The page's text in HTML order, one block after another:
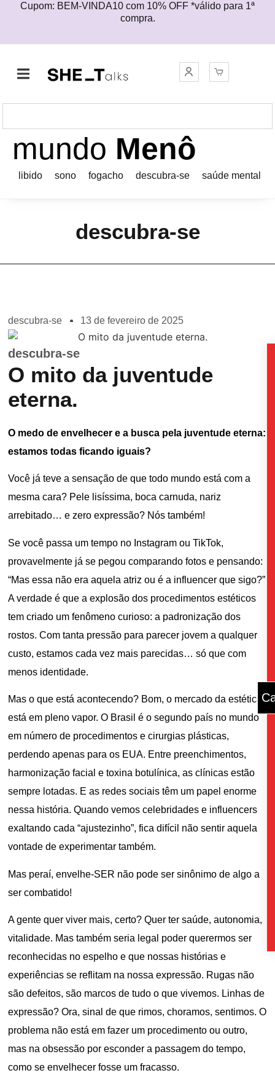
Cupom: BEM-VINDA10 com 10% OFF *válido para 1ª
compra.
libido sono fogacho descubra-se saúde mental
mundo Menô
descubra-se
descubra-se 13 de fevereiro de 2025
descubra-se
O mito da juventude
eterna.
O medo de envelhecer e a busca pela juventude eterna:
estamos todas ficando iguais?
Você já teve a sensação de que todo mundo está com a
mesma cara? Pele lisíssima, boca carnuda, nariz
arrebitado… e zero expressão? Nós também!
Se você passa um tempo no Instagram ou TikTok,
provavelmente já se pegou comparando fotos e pensando:
“Mas essa não era aquela atriz ou é a influencer que sigo?”
A verdade é que a explosão dos procedimentos estéticos
tem criado um fenômeno curioso: a padronização dos
rostos. Com tanta pressão para parecer jovem a qualquer
custo, estamos cada vez mais parecidas… só que com
menos identidade.
Mas o que está acontecendo? Bom, o mercado da estética
está em pleno vapor. O Brasil é o segundo país no mundo
em número de procedimentos e cirurgias plásticas,
perdendo apenas para os EUA. Entre preenchimentos,
harmonização facial e toxina botulínica, as clínicas estão
sempre lotadas. E as redes sociais têm um papel enorme
nessa história. Quando vemos celebridades e influencers
exaltando cada “ajustezinho”, fica difícil não sentir aquela
vontade de experimentar também.
Mas peraí, envelhe-SER não pode ser sinônimo de algo a
ser combatido!
A gente quer viver mais, certo? Quer ter saúde, autonomia,
vitalidade. Mas também seria legal poder querermos ser
reconhecidas no espelho e que nossas histórias e
experiências se reflitam na nossa expressão. Rugas não
são defeitos, são marcos de tudo o que vivemos. Linhas de
expressão? Ora, sinal de que rimos, choramos, sentimos. O
problema não está em fazer um procedimento ou outro,
mas na obsessão por esconder a passagem do tempo,
como se envelhecer fosse um fracasso.